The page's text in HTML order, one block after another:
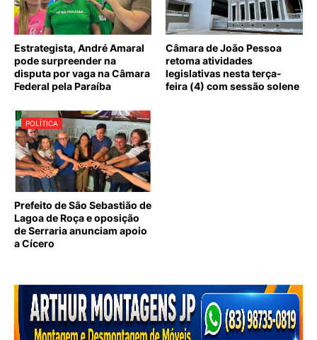
Estrategista, André Amaral
pode surpreender na
disputa por vaga na Câmara
Federal pela Paraíba
Câmara de João Pessoa
retoma atividades
legislativas nesta terça-
feira (4) com sessão solene
POLÍTICA
Prefeito de São Sebastião de
Lagoa de Roça e oposição
de Serraria anunciam apoio
a Cícero